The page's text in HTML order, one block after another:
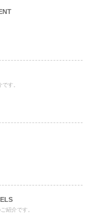
す。
紹介です。